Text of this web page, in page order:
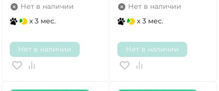
Нет в наличии
x 3 мес.
Нет в наличии
Нет в наличии
x 3 мес.
Нет в наличии